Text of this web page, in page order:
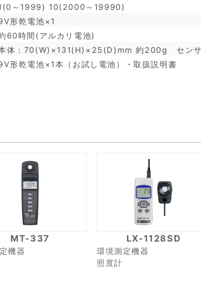
～1999) 10(2000～19990)
形乾電池×1
60時間(アルカリ電池)
体：70(W)×131(H)×25(D)mm 約200g セン
形乾電池×1本（お試し電池）・取扱説明書
MT-337
機器
LX-1128SD
環境測定機器
照度計